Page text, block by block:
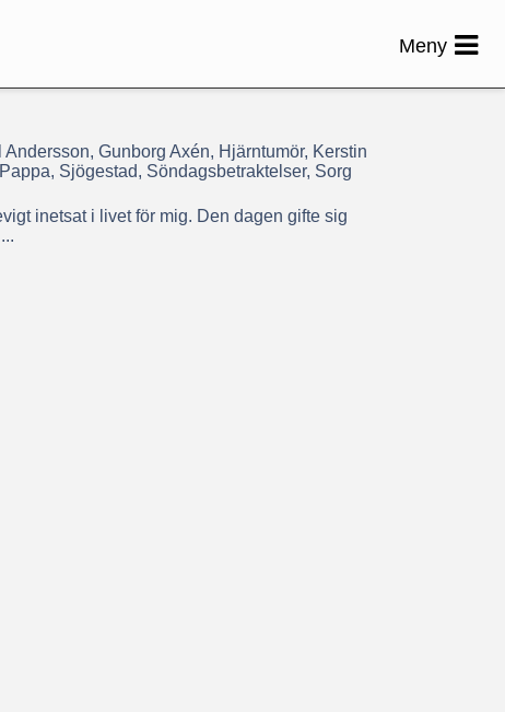
Gunborg Axén, Hjärntumör, Kerstin
Sjögestad, Söndagsbetraktelser, Sorg
inetsat i livet för mig. Den dagen gifte sig
Meny